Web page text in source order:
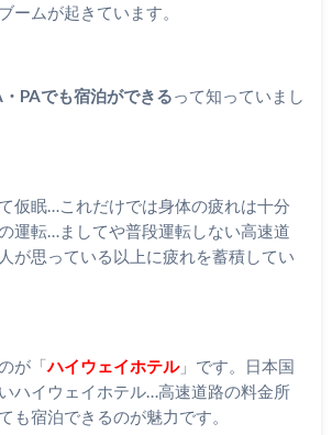
ームが起きています。
PAでも宿泊ができるって知っていまし
仮眠…これだけでは身体の疲れは十分
運転…ましてや普段運転しない高速道
が思っている以上に疲れを蓄積してい
が「ハイウェイホテル」です。日本国
ハイウェイホテル…高速道路の料金所
も宿泊できるのが魅力です。